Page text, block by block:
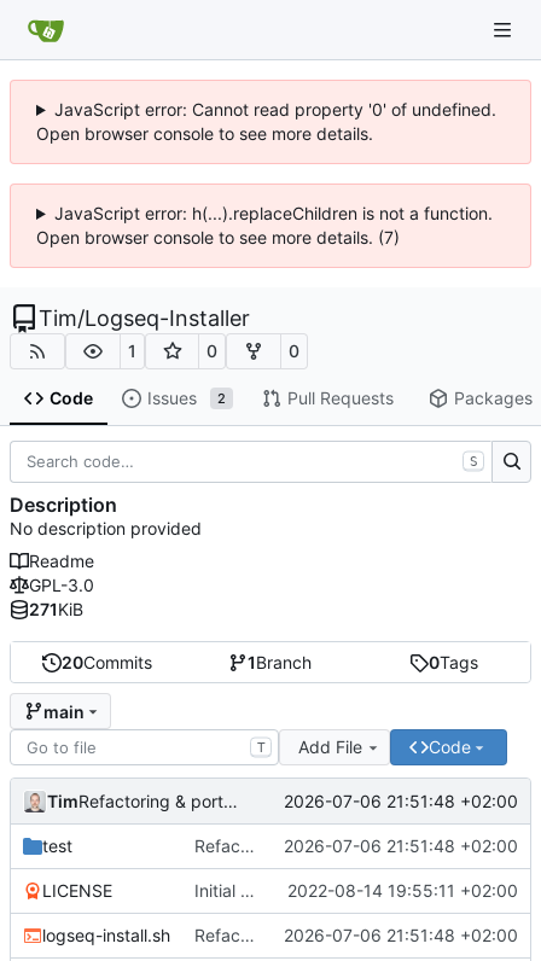
JavaScript error: Cannot read property '0' of undefined.
Open browser console to see more details.
JavaScript error: h(...).replaceChildren is not a function.
Open browser console to see more details. (7)
Tim/Logseq-Installer
1 0 0
Code Issues 2 Pull Requests Packages
20Commits 1Branch 0Tags
main
T Add File Code
Tim Refactoring & portable Testpfade 2026-07-06 21:51:48 +02:00
test Refactoring & portable Testpfade 2026-07-06 21:51:48 +02:00
LICENSE Initial commit 2022-08-14 19:55:11 +02:00
logseq-install.sh Refactoring & portable Testpfade 2026-07-06 21:51:48 +02:00
S
Description
No description provided
Readme
GPL-3.0
271KiB